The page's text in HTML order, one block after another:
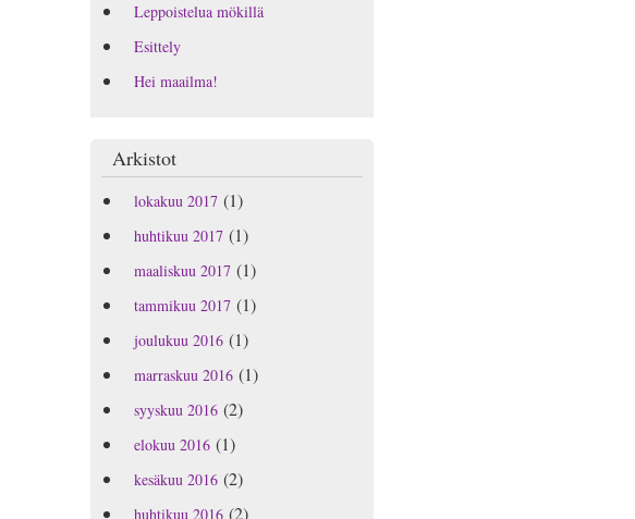
Leppoistelua mökillä
Esittely
Hei maailma!
Arkistot
lokakuu 2017(1)
huhtikuu 2017(1)
maaliskuu 2017(1)
tammikuu 2017(1)
joulukuu 2016(1)
marraskuu 2016(1)
syyskuu 2016(2)
elokuu 2016(1)
kesäkuu 2016(2)
huhtikuu 2016(2)